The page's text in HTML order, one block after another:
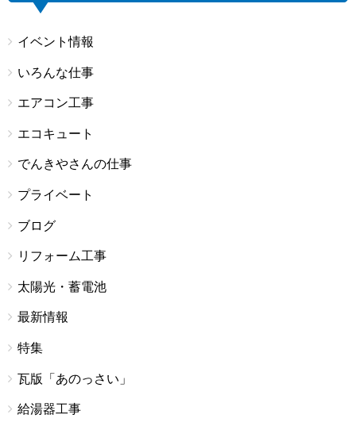
イベント情報
いろんな仕事
エアコン工事
エコキュート
でんきやさんの仕事
プライベート
ブログ
リフォーム工事
太陽光・蓄電池
最新情報
特集
瓦版「あのっさい」
給湯器工事